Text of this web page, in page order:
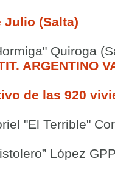
Julio (Salta)
Quiroga
ARGENTINO
de las 920
"El Terrible"
López